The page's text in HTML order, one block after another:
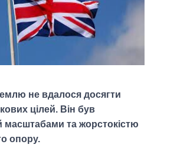
не вдалося досягти
цілей. Він був
масштабами та жорстокістю
опору.